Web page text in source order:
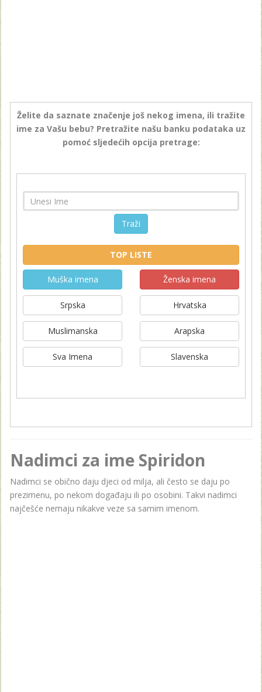
Želite da saznate značenje još nekog imena, ili tražite
ime za Vašu bebu? Pretražite našu banku podataka uz
pomoć sljedećih opcija pretrage:
Traži
TOP LISTE
Muška imena Ženska imena
Srpska Hrvatska
Muslimanska Arapska
Sva Imena Slavenska
Nadimci za ime Spiridon
Nadimci se obično daju djeci od milja, ali često se daju po
prezimenu, po nekom događaju ili po osobini. Takvi nadimci
najčešće nemaju nikakve veze sa samim imenom.